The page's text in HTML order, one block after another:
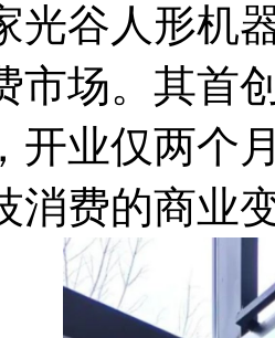
光谷人形机
市场。其首
开业仅两个
消费的商业